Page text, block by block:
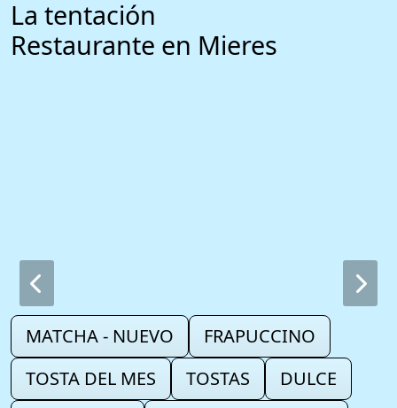
La tentación
Restaurante en Mieres
MATCHA - NUEVO
FRAPUCCINO
TOSTA DEL MES
TOSTAS
DULCE